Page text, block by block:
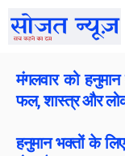
मंगलवार को
फल, शास्त्र और
हनुमान भक्तों के